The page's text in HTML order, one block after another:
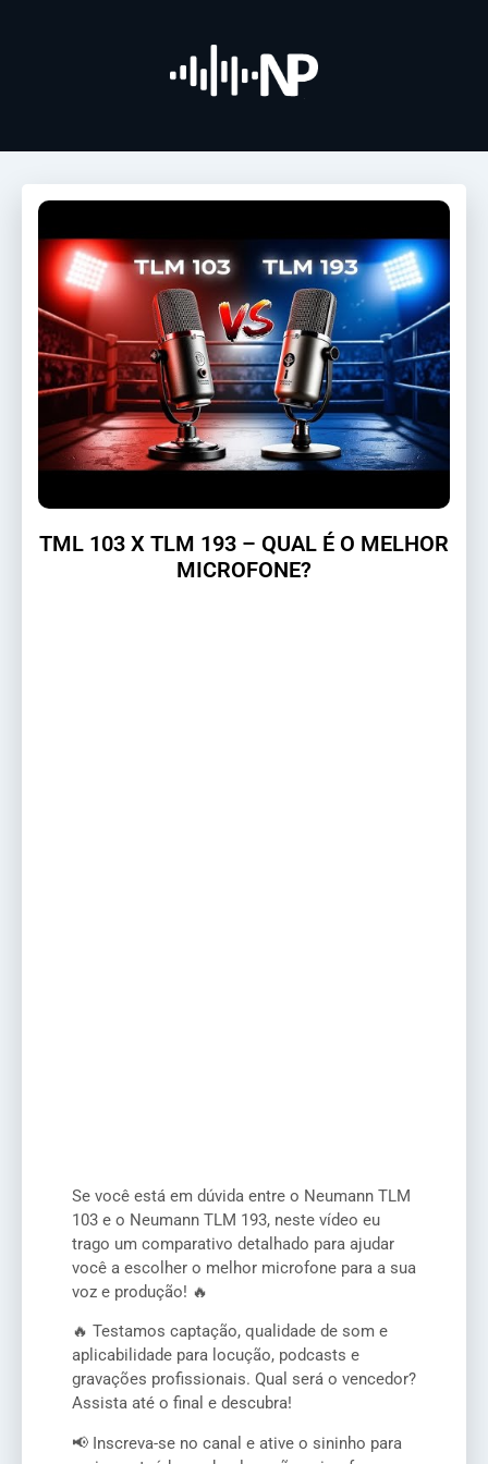
TML 103 X TLM 193 – QUAL É O MELHOR
MICROFONE?
Se você está em dúvida entre o Neumann TLM
103 e o Neumann TLM 193, neste vídeo eu
trago um comparativo detalhado para ajudar
você a escolher o melhor microfone para a sua
voz e produção! 🔥
🔥 Testamos captação, qualidade de som e
aplicabilidade para locução, podcasts e
gravações profissionais. Qual será o vencedor?
Assista até o final e descubra!
📢 Inscreva-se no canal e ative o sininho para